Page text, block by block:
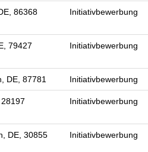
86368 Initiativbewerbung
79427 Initiativbewerbung
DE, 87781 Initiativbewerbung
Initiativbewerbung
DE, 30855 Initiativbewerbung